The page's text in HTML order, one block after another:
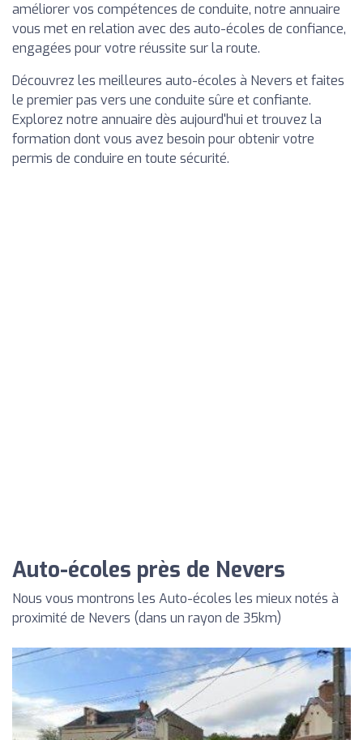
améliorer vos compétences de conduite, notre annuaire
vous met en relation avec des auto-écoles de confiance,
engagées pour votre réussite sur la route.
Découvrez les meilleures auto-écoles à Nevers et faites
le premier pas vers une conduite sûre et confiante.
Explorez notre annuaire dès aujourd'hui et trouvez la
formation dont vous avez besoin pour obtenir votre
permis de conduire en toute sécurité.
Auto-écoles près de Nevers
Nous vous montrons les Auto-écoles les mieux notés à
proximité de Nevers (dans un rayon de 35km)